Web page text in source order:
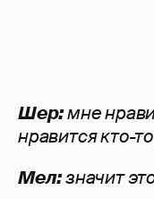
Шер:мне
нравится кто-
Мел:значит